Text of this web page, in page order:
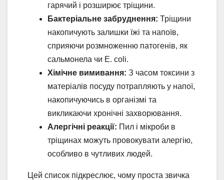
гарячий і розширює тріщини.
Бактеріальне забруднення: Тріщини
накопичують залишки їжі та напоїв,
сприяючи розмноженню патогенів, як
сальмонела чи E. coli.
Хімічне вимивання: З часом токсини з
матеріалів посуду потрапляють у напої,
накопичуючись в організмі та
викликаючи хронічні захворювання.
Алергічні реакції: Пил і мікроби в
тріщинах можуть провокувати алергію,
особливо в чутливих людей.
Цей список підкреслює, чому проста звичка